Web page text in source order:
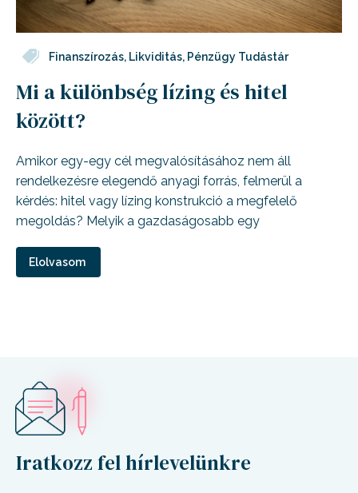
Finanszírozás, Likviditás, Pénzügy Tudástár
Mi a különbség lízing és hitel
között?
Amikor egy-egy cél megvalósításához nem áll
rendelkezésre elegendő anyagi forrás, felmerül a
kérdés: hitel vagy lízing konstrukció a megfelelő
megoldás? Melyik a gazdaságosabb egy
Elolvasom
Iratkozz fel hírlevelünkre